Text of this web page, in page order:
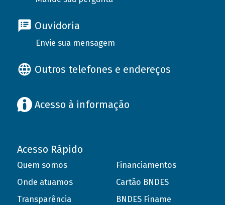
Ouvidoria
Envie sua mensagem
Outros telefones e endereços
Acesso à informação
Acesso Rápido
Quem somos
Onde atuamos
Transparência
Financiamentos
Cartão BNDES
BNDES Finame